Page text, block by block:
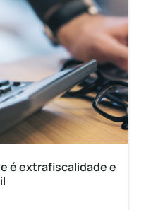
é extrafiscalidade e